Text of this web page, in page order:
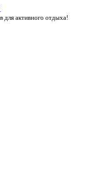
для активного отдыха!